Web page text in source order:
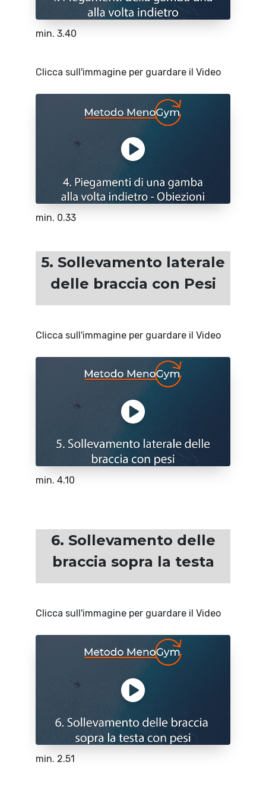
min. 3.40
Clicca sull'immagine per guardare il Video
min. 0.33
5. Sollevamento laterale
delle braccia con Pesi
Clicca sull'immagine per guardare il Video
min. 4.10
6. Sollevamento delle
braccia sopra la testa
Clicca sull'immagine per guardare il Video
min. 2.51